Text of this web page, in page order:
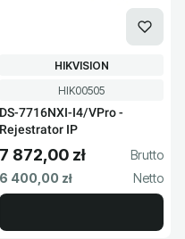
Kod produktu
HIK00505
DS-7716NXI-I4/VPro -
Rejestrator IP
PRODUCENT
HIKVISION
Cena brutto
7 872,00 zł
Cena netto
6 400,00 zł